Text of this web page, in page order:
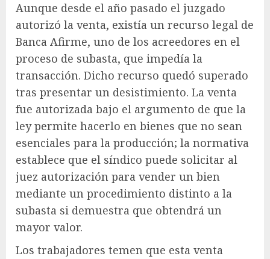
Aunque desde el año pasado el juzgado
autorizó la venta, existía un recurso legal de
Banca Afirme, uno de los acreedores en el
proceso de subasta, que impedía la
transacción. Dicho recurso quedó superado
tras presentar un desistimiento. La venta
fue autorizada bajo el argumento de que la
ley permite hacerlo en bienes que no sean
esenciales para la producción; la normativa
establece que el síndico puede solicitar al
juez autorización para vender un bien
mediante un procedimiento distinto a la
subasta si demuestra que obtendrá un
mayor valor.
Los trabajadores temen que esta venta